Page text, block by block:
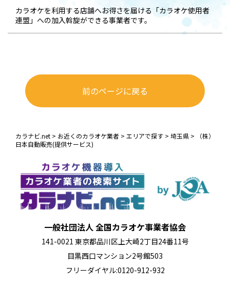
カラオケを利用する店舗へお得さを届ける「カラオケ使用者
連盟」への加入斡旋ができる事業者です。
前のページに戻る
カラナビ.net > お近くのカラオケ業者 > エリアで探す > 埼玉県 >
（株）
日本自動販売(提供サービス)
一般社団法人 全国カラオケ事業者協会
141-0021 東京都品川区上大崎2丁目24番11号
目黒西口マンション2号館503
フリーダイヤル:0120-912-932